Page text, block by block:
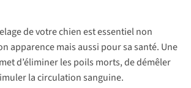
de votre chien est essentiel non
apparence mais aussi pour sa santé. Une
d’éliminer les poils morts, de démêler
la circulation sanguine.